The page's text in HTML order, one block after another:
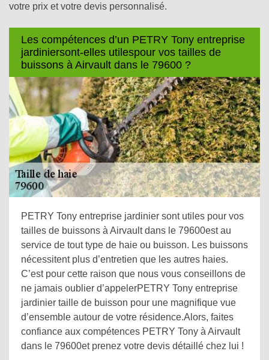
votre prix et votre devis personnalisé.
Les compétences d’un PETRY Tony entreprise
jardiniersont-elles utilespour vos tailles de
buissons à Airvault dans le 79600 ?
PETRY Tony entreprise jardinier sont utiles pour vos
tailles de buissons à Airvault dans le 79600est au
service de tout type de haie ou buisson. Les buissons
nécessitent plus d’entretien que les autres haies.
C’est pour cette raison que nous vous conseillons de
ne jamais oublier d’appelerPETRY Tony entreprise
jardinier taille de buisson pour une magnifique vue
d’ensemble autour de votre résidence.Alors, faites
confiance aux compétences PETRY Tony à Airvault
dans le 79600et prenez votre devis détaillé chez lui !